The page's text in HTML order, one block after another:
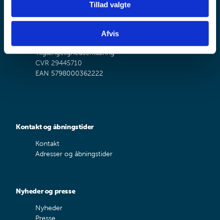
Tillad valgte
Afvis
Møder i Familieretshuset
Tilgængelighedserklæring
CVR 29445710
EAN 5798000362222
Kontakt og åbningstider
Kontakt
Adresser og åbningstider
Nyheder og presse
Nyheder
Presse